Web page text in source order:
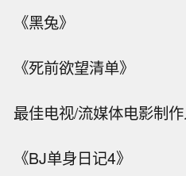
《黑兔》
《死前欲望清单》
最佳电视/流媒体电影制
《BJ单身日记4》